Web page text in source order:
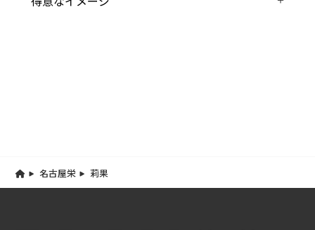
名古屋栄 莉果